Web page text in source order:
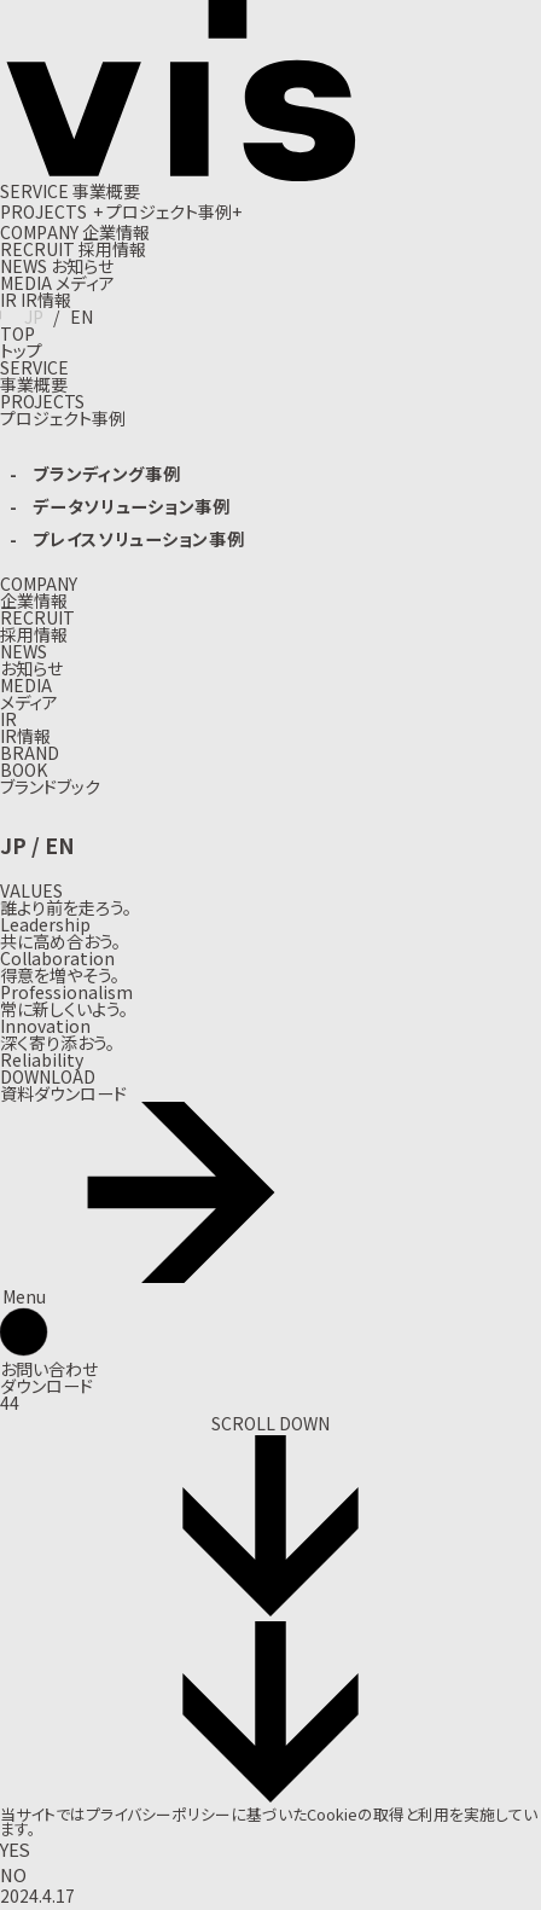
SERVICE 事業概要
PROJECTS +プロジェクト事例+
COMPANY企業情報
RECRUIT 採用情報
NEWS お知らせ
MEDIA メディア
IR IR情報
JP / EN
TOP
トップ
SERVICE
事業概要
PROJECTS
プロジェクト事例
ブランディング事例
データソリューション事例
プレイスソリューション事例
COMPANY
企業情報
RECRUIT
採用情報
NEWS
お知らせ
MEDIA
メディア
IR
IR情報
BRAND
BOOK
ブランドブック
JP / EN
VALUES
誰より前を走ろう。
Leadership
共に高め合おう。
Collaboration
得意を増やそう。
Professionalism
常に新しくいよう。
Innovation
深く寄り添おう。
Reliability
DOWNLOAD
資料ダウンロード
Menu
お問い合わせ
ダウンロード
44
SCROLL DOWN
当サイトではプライバシーポリシーに基づいたCookieの取得と利用を実施してい
ます。
YES
NO
2024.4.17